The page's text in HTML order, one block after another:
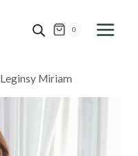
0
Leginsy Miriam